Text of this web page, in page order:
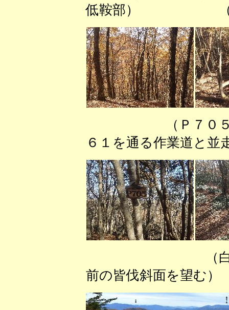
低鞍部） （若い
（Ｐ７
６１を通る作業道
（白尾山から
前の皆伐斜面を望む）